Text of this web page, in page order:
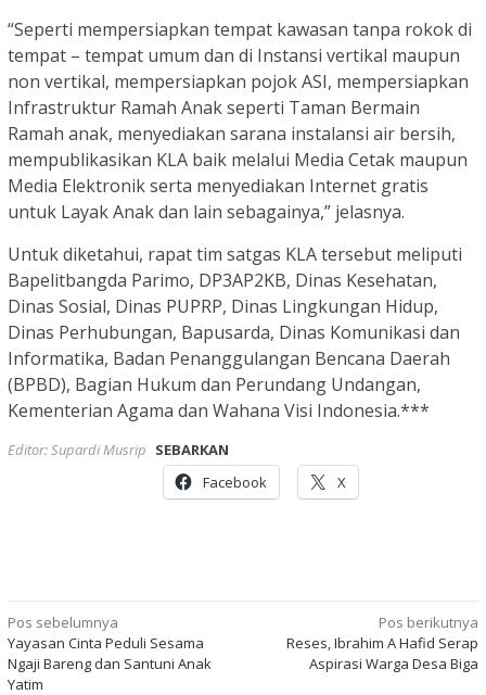
“Seperti mempersiapkan tempat kawasan tanpa rokok di
tempat – tempat umum dan di Instansi vertikal maupun
non vertikal, mempersiapkan pojok ASI, mempersiapkan
Infrastruktur Ramah Anak seperti Taman Bermain
Ramah anak, menyediakan sarana instalansi air bersih,
mempublikasikan KLA baik melalui Media Cetak maupun
Media Elektronik serta menyediakan Internet gratis
untuk Layak Anak dan lain sebagainya,” jelasnya.
Untuk diketahui, rapat tim satgas KLA tersebut meliputi
Bapelitbangda Parimo, DP3AP2KB, Dinas Kesehatan,
Dinas Sosial, Dinas PUPRP, Dinas Lingkungan Hidup,
Dinas Perhubungan, Bapusarda, Dinas Komunikasi dan
Informatika, Badan Penanggulangan Bencana Daerah
(BPBD), Bagian Hukum dan Perundang Undangan,
Kementerian Agama dan Wahana Visi Indonesia.***
Editor: Supardi Musrip SEBARKAN
Facebook
X
Navigasi
pos
Pos sebelumnya
Yayasan Cinta Peduli Sesama
Ngaji Bareng dan Santuni Anak
Yatim
Pos berikutnya
Reses, Ibrahim A Hafid Serap
Aspirasi Warga Desa Biga